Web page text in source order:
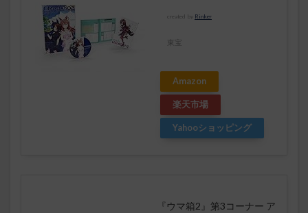
created by Rinker
東宝
Amazon
楽天市場
Yahooショッピング
『ウマ箱2』第3コーナー ア